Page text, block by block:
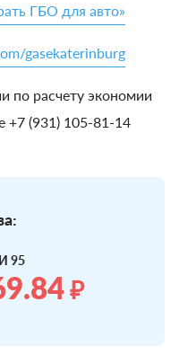
ГБО для авто»
gasekaterinburg
по расчету экономии
+7 (931) 105-81-14
95
₽